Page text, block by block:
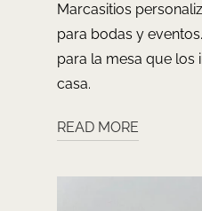
Marcasitios
para bodas y
para la mesa que los
casa.
READ MORE